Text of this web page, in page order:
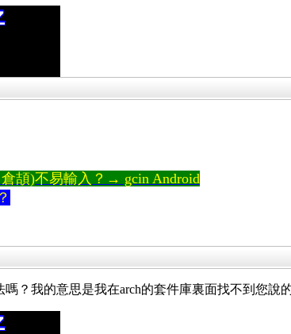
頡)不易輸入？→ gcin Android
嗎？我的意思是我在arch的套件庫裏面找不到您說